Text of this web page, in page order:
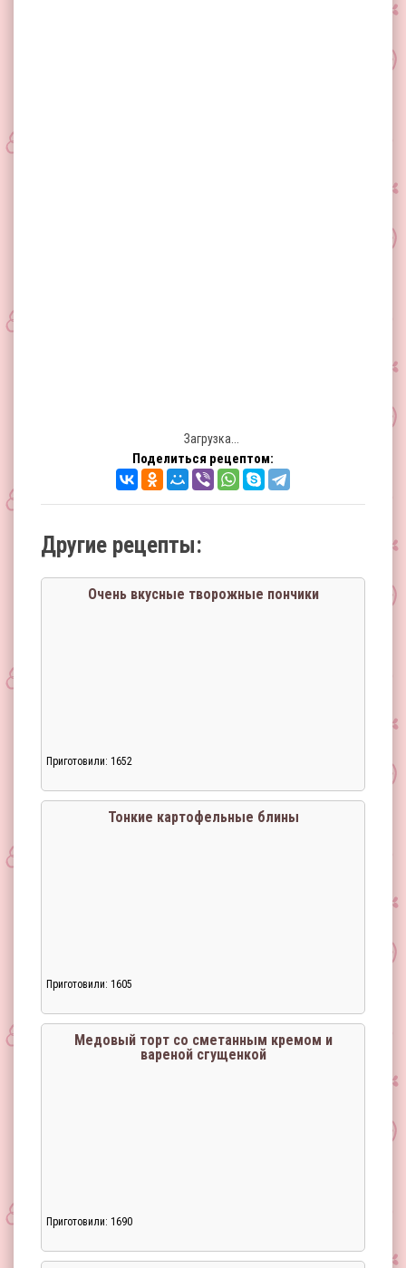
Загрузка...
Поделиться рецептом:
Другие рецепты:
Очень вкусные творожные пончики
Приготовили: 1652
Тонкие картофельные блины
Приготовили: 1605
Медовый торт со сметанным кремом и
вареной сгущенкой
Приготовили: 1690